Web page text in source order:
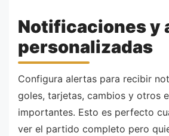
Notificaciones y
personalizadas
Configura alertas para recibir
goles, tarjetas, cambios y otros
importantes. Esto es perfecto
ver el partido completo pero